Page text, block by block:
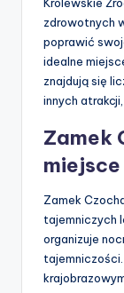
zdrowotnych
poprawić
idealne
znajdują się
innych
Zamek
miejsce
Zamek
tajemniczych
organizuje